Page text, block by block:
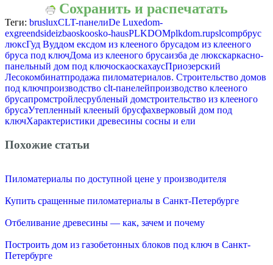
Сохранить и распечатать
Теги: brusluxCLT-панелиDe Luxedom-
exgreendsideizbaoskoosko-hausPLKDOMplkdom.rupslcompбрус
люксГуд Вуддом ексдом из клееного брусадом из клееного
бруса под ключДома из клееного брусаизба де люкскаркасно-
панельный дом под ключоскаоскахаусПриозерский
Лесокомбинатпродажа пиломатериалов. Строительство домов
под ключпроизводство clt-панелейпроизводство клееного
брусапромстройлесрубленый домстроительство из клееного
брусаУтепленный клееный брусфахверковый дом под
ключХарактеристики древесины сосны и ели
Похожие статьи
Пиломатериалы по доступной цене у производителя
Купить сращенные пиломатериалы в Санкт-Петербурге
Отбеливание древесины — как, зачем и почему
Построить дом из газобетонных блоков под ключ в Санкт-
Петербурге